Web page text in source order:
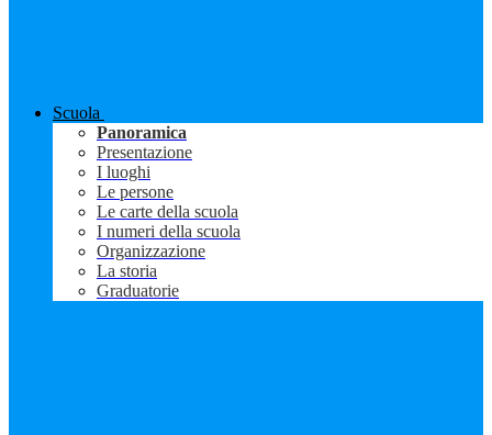
Scuola
Panoramica
Presentazione
I luoghi
Le persone
Le carte della scuola
I numeri della scuola
Organizzazione
La storia
Graduatorie